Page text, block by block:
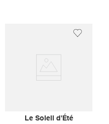
Le Soleil d'Été